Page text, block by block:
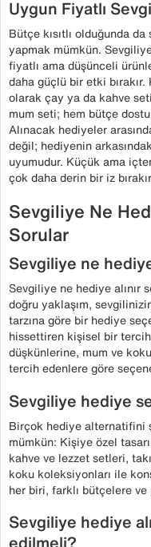
Uygun Fiyatlı
Bütçe kısıtlı olduğunda
yapmak mümkün.
fiyatlı ama düşünceli
daha güçlü bir etki
olarak çay ya da kahve
mum seti; hem bütçe
Alınacak hediyeler
değil; hediyenin
uyumudur. Küçük ama
çok daha derin bir iz
Sevgiliye Ne
Sorular
Sevgiliye ne
Sevgiliye ne hediye alınır
doğru yaklaşım,
tarzına göre bir hediye
hissettiren kişisel bir
düşkünlerine, mum ve
tercih edenlere göre
Sevgiliye hediye
Birçok hediye alternatifini
mümkün: Kişiye özel
kahve ve lezzet setleri,
koku koleksiyonları ile
her biri, farklı bütçelere
Sevgiliye hediye